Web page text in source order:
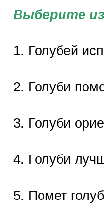
Выберите
1. Голубей
2. Голуби
3. Голуби
4. Голуби
5. Помет